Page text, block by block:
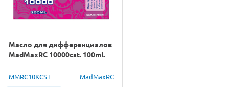
Масло для дифференциалов
MadMaxRC 10000cst. 100ml.
MMRC10KCST MadMaxRC